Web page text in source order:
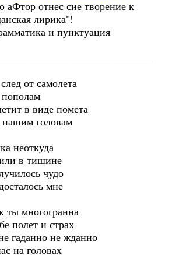
аФтор отнес сие творение к
лирика"!
и пунктуация
от самолета
пополам
в виде помета
головам
неоткуда
в тишине
чудо
мне
ты многогранна
полет и страх
гаданно не жданно
на головах